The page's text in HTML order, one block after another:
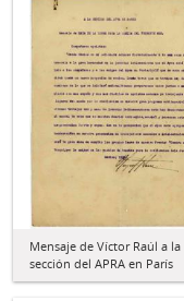
Mensaje de Víctor Raúl a la
sección del APRA en París